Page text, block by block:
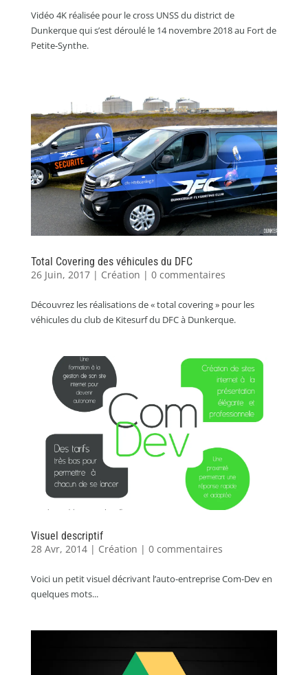
Vidéo 4K réalisée pour le cross UNSS du district de
Dunkerque qui s’est déroulé le 14 novembre 2018 au Fort de
Petite-Synthe.
Total Covering des véhicules du DFC
26 Juin, 2017| Création | 0 commentaires
Découvrez les réalisations de « total covering » pour les
véhicules du club de Kitesurf du DFC à Dunkerque.
Visuel descriptif
28 Avr, 2014| Création | 0 commentaires
Voici un petit visuel décrivant l’auto-entreprise Com-Dev en
quelques mots...